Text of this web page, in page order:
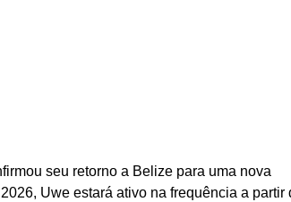
seu retorno a Belize para uma nova
Uwe estará ativo na frequência a partir